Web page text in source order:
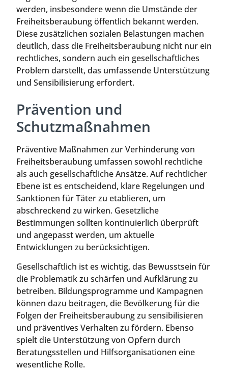
werden, insbesondere wenn die Umstände der
Freiheitsberaubung öffentlich bekannt werden.
Diese zusätzlichen sozialen Belastungen machen
deutlich, dass die Freiheitsberaubung nicht nur ein
rechtliches, sondern auch ein gesellschaftliches
Problem darstellt, das umfassende Unterstützung
und Sensibilisierung erfordert.
Prävention und
Schutzmaßnahmen
Präventive Maßnahmen zur Verhinderung von
Freiheitsberaubung umfassen sowohl rechtliche
als auch gesellschaftliche Ansätze. Auf rechtlicher
Ebene ist es entscheidend, klare Regelungen und
Sanktionen für Täter zu etablieren, um
abschreckend zu wirken. Gesetzliche
Bestimmungen sollten kontinuierlich überprüft
und angepasst werden, um aktuelle
Entwicklungen zu berücksichtigen.
Gesellschaftlich ist es wichtig, das Bewusstsein für
die Problematik zu schärfen und Aufklärung zu
betreiben. Bildungsprogramme und Kampagnen
können dazu beitragen, die Bevölkerung für die
Folgen der Freiheitsberaubung zu sensibilisieren
und präventives Verhalten zu fördern. Ebenso
spielt die Unterstützung von Opfern durch
Beratungsstellen und Hilfsorganisationen eine
wesentliche Rolle.